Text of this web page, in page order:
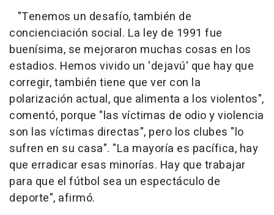
"Tenemos un desafío, también de
concienciación social. La ley de 1991 fue
buenísima, se mejoraron muchas cosas en los
estadios. Hemos vivido un 'dejavú' que hay que
corregir, también tiene que ver con la
polarización actual, que alimenta a los violentos",
comentó, porque "las víctimas de odio y violencia
son las víctimas directas", pero los clubes "lo
sufren en su casa". "La mayoría es pacífica, hay
que erradicar esas minorías. Hay que trabajar
para que el fútbol sea un espectáculo de
deporte", afirmó.